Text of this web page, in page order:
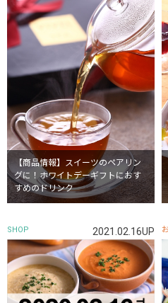
【商品情報】スイーツのペアリン
グに！ホワイトデーギフトにおす
すめのドリンク
SHOP 2021.02.16UP